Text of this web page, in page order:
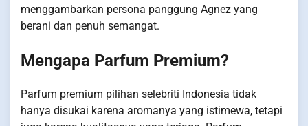
menggambarkan persona panggung Agnez yang
berani dan penuh semangat.
Mengapa Parfum Premium?
Parfum premium pilihan selebriti Indonesia tidak
hanya disukai karena aromanya yang istimewa, tetapi